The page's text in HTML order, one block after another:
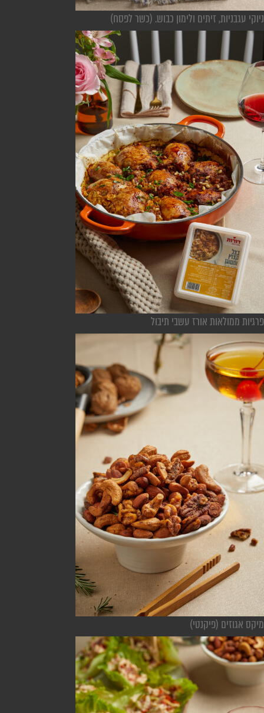
ניוקי עגבניות, זיתים ולימון כבוש. (כשר לפסח)
פרגיות ממולאות אורז עשבי תיבול
מיקס אגוזים (פיקנטי)